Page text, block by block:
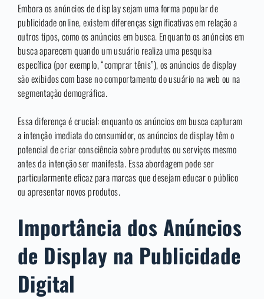
Embora os anúncios de display sejam uma forma popular de
publicidade online, existem diferenças significativas em relação a
outros tipos, como os anúncios em busca. Enquanto os anúncios em
busca aparecem quando um usuário realiza uma pesquisa
específica (por exemplo, “comprar tênis”), os anúncios de display
são exibidos com base no comportamento do usuário na web ou na
segmentação demográfica.
Essa diferença é crucial: enquanto os anúncios em busca capturam
a intenção imediata do consumidor, os anúncios de display têm o
potencial de criar consciência sobre produtos ou serviços mesmo
antes da intenção ser manifesta. Essa abordagem pode ser
particularmente eficaz para marcas que desejam educar o público
ou apresentar novos produtos.
Importância dos Anúncios
de Display na Publicidade
Digital